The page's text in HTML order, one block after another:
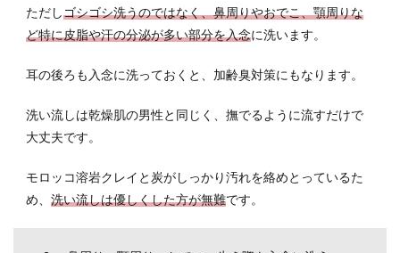
ただしゴシゴシ洗うのではなく、鼻周りやおでこ、顎周りな
ど特に皮脂や汗の分泌が多い部分を入念に洗います。
耳の後ろも入念に洗っておくと、加齢臭対策にもなります。
洗い流しは乾燥肌の男性と同じく、撫でるように流すだけで
大丈夫です。
モロッコ溶岩クレイと炭がしっかり汚れを絡めとっているた
め、 洗い流しは優しくした方が無難です。